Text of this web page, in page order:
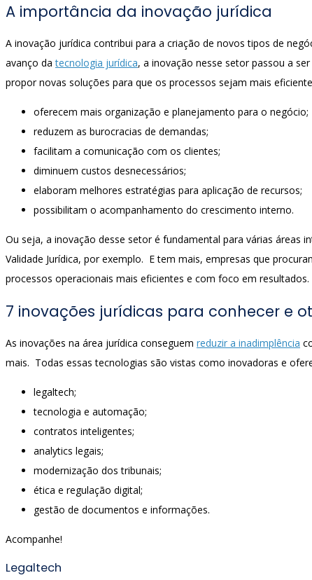
A importância da inovação jurídica
A inovação jurídica contribui para a criação de novos tipos de
avanço datecnologia jurídica, a inovação nesse setor passou a
propor novas soluções para que os processos sejam mais
oferecem mais organização e planejamento para o negócio;
reduzem as burocracias de demandas;
facilitam a comunicação com os clientes;
diminuem custos desnecessários;
elaboram melhores estratégias para aplicação de recursos;
possibilitam o acompanhamento do crescimento interno.
Ou seja, a inovação desse setor é fundamental para várias áreas
Validade Jurídica, por exemplo. E tem mais, empresas que
processos operacionais mais eficientes e com foco em resultados.
7 inovações jurídicas para conhecer e
As inovações na área jurídica conseguem reduzir a inadimplência
mais. Todas essas tecnologias são vistas como inovadoras e
legaltech;
tecnologia e automação;
contratos inteligentes;
analytics legais;
modernização dos tribunais;
ética e regulação digital;
gestão de documentos e informações.
Acompanhe!
Legaltech